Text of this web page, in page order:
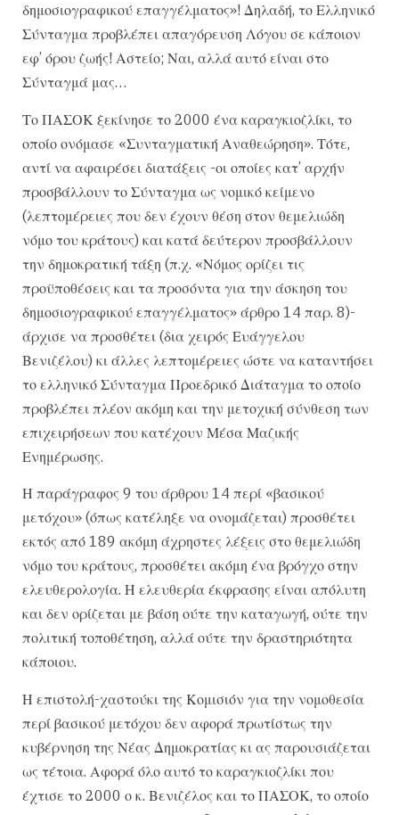
δημοσιογραφικού επαγγέλματος»! Δηλαδή, το Ελληνικό
Σύνταγμα προβλέπει απαγόρευση Λόγου σε κάποιον
εφ’ όρου ζωής! Αστείο; Ναι, αλλά αυτό είναι στο
Σύνταγμά μας…
Το ΠΑΣΟΚ ξεκίνησε το 2000 ένα καραγκιοζλίκι, το
οποίο ονόμασε «Συνταγματική Αναθεώρηση». Τότε,
αντί να αφαιρέσει διατάξεις -οι οποίες κατ’ αρχήν
προσβάλλουν το Σύνταγμα ως νομικό κείμενο
(λεπτομέρειες που δεν έχουν θέση στον θεμελιώδη
νόμο του κράτους) και κατά δεύτερον προσβάλλουν
την δημοκρατική τάξη (π.χ. «Νόμος ορίζει τις
προϋποθέσεις και τα προσόντα για την άσκηση του
δημοσιογραφικού επαγγέλματος» άρθρο 14 παρ. 8)-
άρχισε να προσθέτει (δια χειρός Ευάγγελου
Βενιζέλου) κι άλλες λεπτομέρειες ώστε να καταντήσει
το ελληνικό Σύνταγμα Προεδρικό Διάταγμα το οποίο
προβλέπει πλέον ακόμη και την μετοχική σύνθεση των
επιχειρήσεων που κατέχουν Μέσα Μαζικής
Ενημέρωσης.
Η παράγραφος 9 του άρθρου 14 περί «βασικού
μετόχου» (όπως κατέληξε να ονομάζεται) προσθέτει
εκτός από 189 ακόμη άχρηστες λέξεις στο θεμελιώδη
νόμο του κράτους, προσθέτει ακόμη ένα βρόγχο στην
ελευθερολογία. Η ελευθερία έκφρασης είναι απόλυτη
και δεν ορίζεται με βάση ούτε την καταγωγή, ούτε την
πολιτική τοποθέτηση, αλλά ούτε την δραστηριότητα
κάποιου.
Η επιστολή-χαστούκι της Κομισιόν για την νομοθεσία
περί βασικού μετόχου δεν αφορά πρωτίστως την
κυβέρνηση της Νέας Δημοκρατίας κι ας παρουσιάζεται
ως τέτοια. Αφορά όλο αυτό το καραγκιοζλίκι που
έχτισε το 2000 ο κ. Βενιζέλος και το ΠΑΣΟΚ, το οποίο